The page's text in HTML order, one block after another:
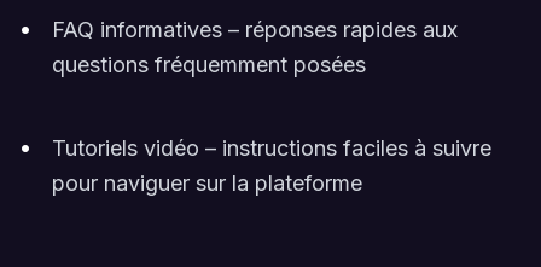
•
FAQ informatives – réponses rapides aux
questions fréquemment posées
•
Tutoriels vidéo – instructions faciles à suivre
pour naviguer sur la plateforme